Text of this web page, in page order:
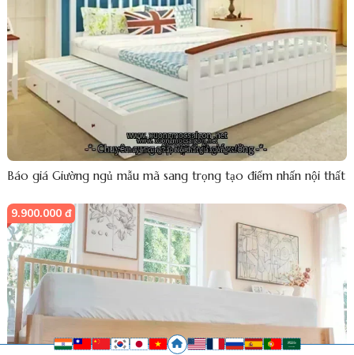
Báo giá Giường ngủ mẫu mã sang trọng tạo điểm nhấn nội thất
9.900.000 đ